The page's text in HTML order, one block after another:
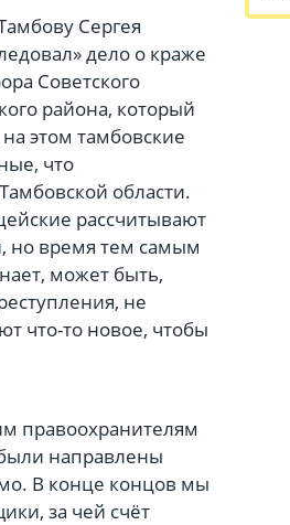
Сергея
дело о краже
Советского
района, который
этом тамбовские
что
области.
рассчитывают
но время тем самым
может быть,
не
что-то новое, чтобы
правоохранителям
направлены
В конце концов мы
за чей счёт